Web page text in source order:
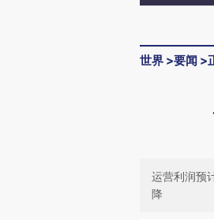
世界 >要闻 >
运营利润预
降